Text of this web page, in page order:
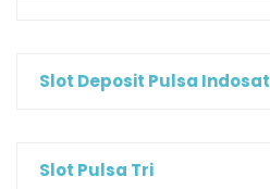
Slot Deposit Pulsa Indosat
Slot Pulsa Tri